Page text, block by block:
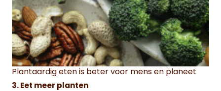
Plantaardig eten is beter voor mens en planeet
3. Eet meer planten